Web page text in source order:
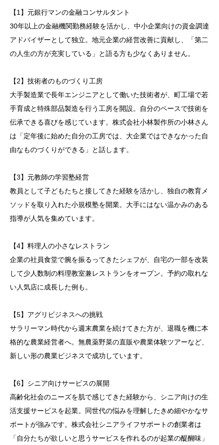
【1】元銀行マンの金融コンサルタント
30年以上の金融機関勤務経験を活かし、中小企業向けの資金調達
アドバイザーとして独立。地元企業の経営改善に貢献し、「第二
の人生の方が充実している」と語る方も少なくありません。
【2】技術者のものづくり工房
大手製造業で長年エンジニアとして働いた技術者が、町工場で若
手育成と特殊部品製造を行う工房を開設。自分のペースで技術を
伝承できる喜びを感じています。株式会社小林製作所の小林さん
は「定年後に始めた自分の工房では、大企業ではできなかった自
由なものづくりができる」と話します。
【3】元教師の学習塾経営
教員として子どもたちと接してきた経験を活かし、独自の教育メ
ソッドを取り入れた小規模塾を開業。大手にはない温かみのある
指導が人気を集めています。
【4】料理人の小さなレストラン
企業の社員食堂で腕を振るってきたシェフが、自宅の一部を改装
して少人数制の料理教室兼レストランをオープン。予約の取れな
い人気店に成長した例も。
【5】アグリビジネスへの挑戦
サラリーマン時代から週末農業を続けてきた方が、退職を機に本
格的な農業経営者へ。無農薬野菜の直販や農業体験ツアーなど、
新しい形の農業ビジネスで成功しています。
【6】シニア向けサービスの展開
高齢化社会のニーズを肌で感じてきた経験から、シニア向けの生
活支援サービスを起業。同世代の悩みを理解したきめ細やかなサ
ポートが強みです。株式会社シニアライフサポートの創業者は
「自分たちが欲しいと思うサービスを作れるのが起業の醍醐味」